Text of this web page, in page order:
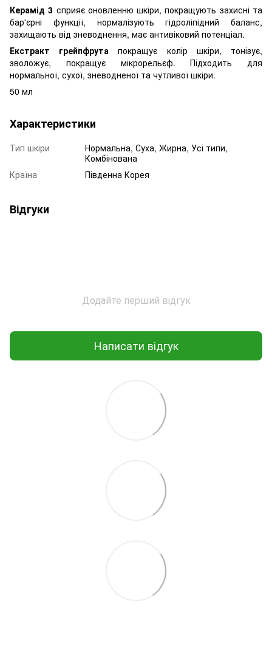
Керамід 3 сприяє оновленню шкіри, покращують захисні та
бар'єрні функції, нормалізують гідроліпідний баланс,
захищають від зневоднення, має антивіковий потенціал.
Екстракт грейпфрута покращує колір шкіри, тонізує,
зволожує, покращує мікрорельєф. Підходить для
нормальної, сухої, зневодненої та чутливої ​​шкіри.
50 мл
Характеристики
Тип шкіри
Нормальна, Суха, Жирна, Усі типи,
Комбінована
Країна
Південна Корея
Відгуки
Додайте перший відгук
Написати відгук